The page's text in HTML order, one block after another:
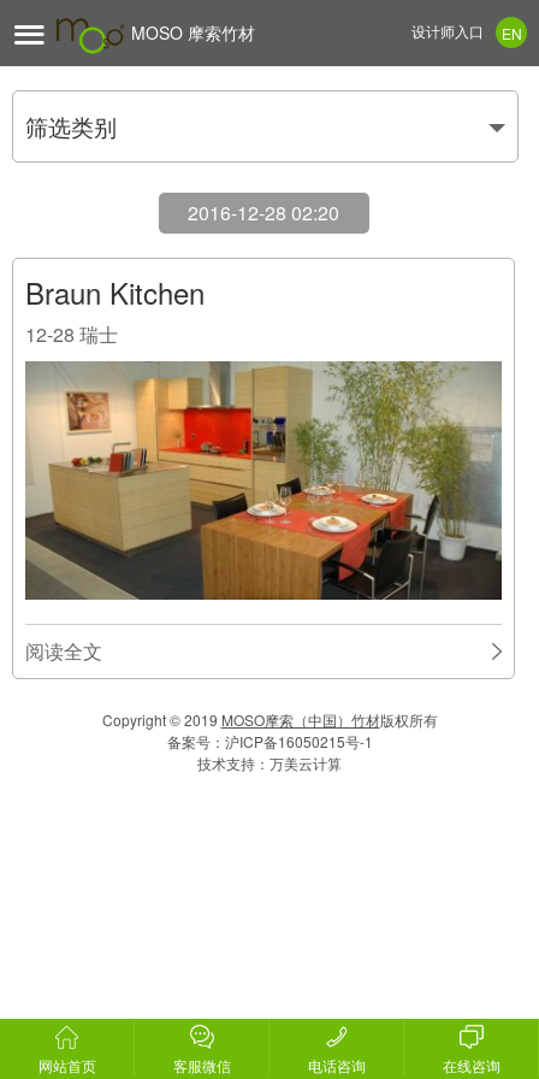
 MOSO 摩索竹材 EN
设计师入口
筛选类别
2016-12-28 02:20
Braun Kitchen
12-28 瑞士
阅读全文
网站首页 客服微信 电话咨询 在线咨询
Copyright © 2019 MOSO摩索（中国）竹材版权所有
备案号： 沪ICP备16050215号-1
技术支持： 万美云计算